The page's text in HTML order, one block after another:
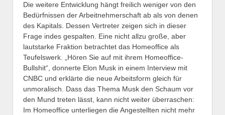
Die weitere Entwicklung hängt freilich weniger von den
Bedürfnissen der Arbeitnehmerschaft ab als von denen
des Kapitals. Dessen Vertreter zeigen sich in dieser
Frage indes gespalten. Eine nicht allzu große, aber
lautstarke Fraktion betrachtet das Homeoffice als
Teufelswerk. „Hören Sie auf mit ihrem Homeoffice-
Bullshit“, donnerte Elon Musk in einem Interview mit
CNBC und erklärte die neue Arbeitsform gleich für
unmoralisch. Dass das Thema Musk den Schaum vor
den Mund treten lässt, kann nicht weiter überraschen:
Im Homeoffice unterliegen die Angestellten nicht mehr